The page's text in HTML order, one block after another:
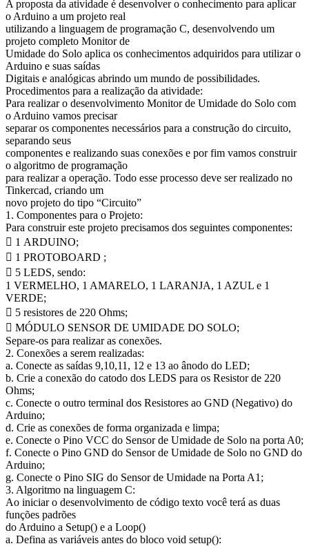
A proposta da atividade é desenvolver o conhecimento para aplicar
o Arduino a um projeto real
utilizando a linguagem de programação C, desenvolvendo um
projeto completo Monitor de
Umidade do Solo aplica os conhecimentos adquiridos para utilizar o
Arduino e suas saídas
Digitais e analógicas abrindo um mundo de possibilidades.
Procedimentos para a realização da atividade:
Para realizar o desenvolvimento Monitor de Umidade do Solo com
o Arduino vamos precisar
separar os componentes necessários para a construção do circuito,
separando seus
componentes e realizando suas conexões e por fim vamos construir
o algoritmo de programação
para realizar a operação. Todo esse processo deve ser realizado no
Tinkercad, criando um
novo projeto do tipo “Circuito”
1. Componentes para o Projeto:
Para construir este projeto precisamos dos seguintes componentes:
 1 ARDUINO;
 1 PROTOBOARD ;
 5 LEDS, sendo:
1 VERMELHO, 1 AMARELO, 1 LARANJA, 1 AZUL e 1
VERDE;
 5 resistores de 220 Ohms;
 MÓDULO SENSOR DE UMIDADE DO SOLO;
Separe-os para realizar as conexões.
2. Conexões a serem realizadas:
a. Conecte as saídas 9,10,11, 12 e 13 ao ânodo do LED;
b. Crie a conexão do catodo dos LEDS para os Resistor de 220
Ohms;
c. Conecte o outro terminal dos Resistores ao GND (Negativo) do
Arduino;
d. Crie as conexões de forma organizada e limpa;
e. Conecte o Pino VCC do Sensor de Umidade de Solo na porta A0;
f. Conecte o Pino GND do Sensor de Umidade de Solo no GND do
Arduino;
g. Conecte o Pino SIG do Sensor de Umidade na Porta A1;
3. Algoritmo na linguagem C:
Ao iniciar o desenvolvimento de código texto você terá as duas
funções padrões
do Arduino a Setup() e a Loop()
a. Defina as variáveis antes do bloco void setup():